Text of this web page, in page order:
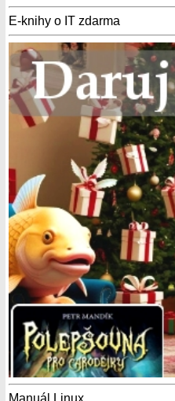
E-knihy o IT zdarma
Manuál Linux